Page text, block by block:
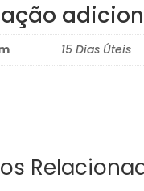
15 Dias Úteis